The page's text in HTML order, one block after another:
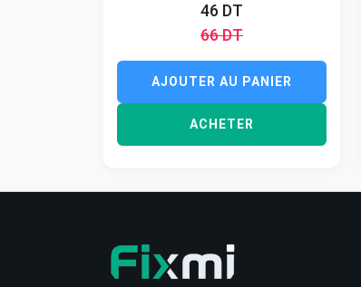
46 DT
66 DT
AJOUTER AU PANIER
ACHETER